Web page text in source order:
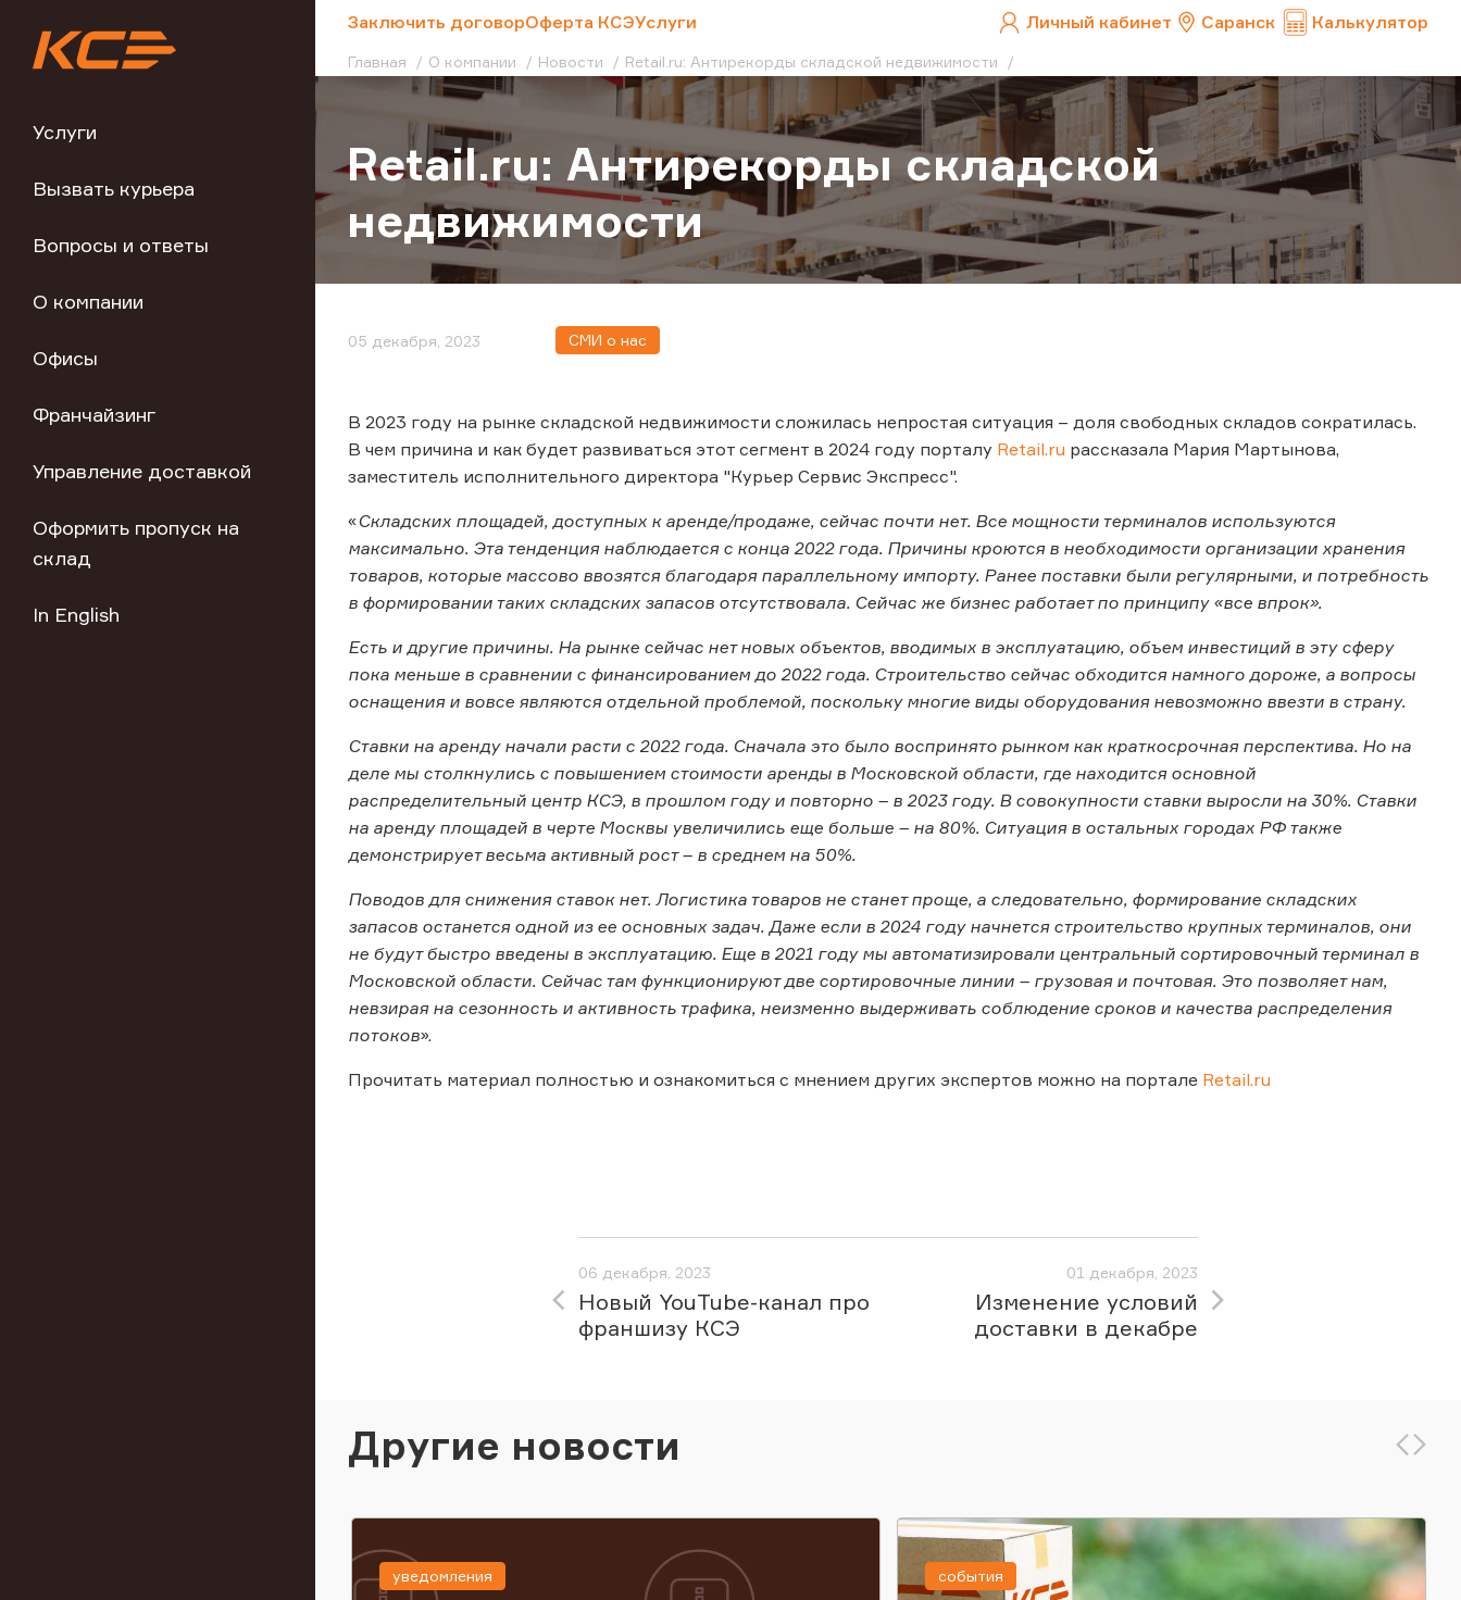
Услуги
Вызвать курьера
Вопросы и ответы
О компании
Офисы
Франчайзинг
Управление доставкой
Оформить пропуск на
склад
In English
Заключить договорОферта КСЭУслуги Личный кабинет Саранск Калькулятор
Главная О компании Новости Retail.ru: Антирекорды складской недвижимости
Retail.ru: Антирекорды складской
недвижимости
05 декабря, 2023 СМИ о нас
В 2023 году на рынке складской недвижимости сложилась непростая ситуация – доля свободных складов сократилась.
В чем причина и как будет развиваться этот сегмент в 2024 году порталу Retail.ru рассказала Мария Мартынова,
заместитель исполнительного директора "Курьер Сервис Экспресс".
«Складских площадей, доступных к аренде/продаже, сейчас почти нет. Все мощности терминалов используются
максимально. Эта тенденция наблюдается с конца 2022 года. Причины кроются в необходимости организации хранения
товаров, которые массово ввозятся благодаря параллельному импорту. Ранее поставки были регулярными, и потребность
в формировании таких складских запасов отсутствовала. Сейчас же бизнес работает по принципу «все впрок».
Есть и другие причины. На рынке сейчас нет новых объектов, вводимых в эксплуатацию, объем инвестиций в эту сферу
пока меньше в сравнении с финансированием до 2022 года. Строительство сейчас обходится намного дороже, а вопросы
оснащения и вовсе являются отдельной проблемой, поскольку многие виды оборудования невозможно ввезти в страну.
Ставки на аренду начали расти с 2022 года. Сначала это было воспринято рынком как краткосрочная перспектива. Но на
деле мы столкнулись с повышением стоимости аренды в Московской области, где находится основной
распределительный центр КСЭ, в прошлом году и повторно – в 2023 году. В совокупности ставки выросли на 30%. Ставки
на аренду площадей в черте Москвы увеличились еще больше – на 80%. Ситуация в остальных городах РФ также
демонстрирует весьма активный рост – в среднем на 50%.
Поводов для снижения ставок нет. Логистика товаров не станет проще, а следовательно, формирование складских
запасов останется одной из ее основных задач. Даже если в 2024 году начнется строительство крупных терминалов, они
не будут быстро введены в эксплуатацию. Еще в 2021 году мы автоматизировали центральный сортировочный терминал в
Московской области. Сейчас там функционируют две сортировочные линии – грузовая и почтовая. Это позволяет нам,
невзирая на сезонность и активность трафика, неизменно выдерживать соблюдение сроков и качества распределения
потоков».
Прочитать материал полностью и ознакомиться с мнением других экспертов можно на портале Retail.ru
06 декабря, 2023
Новый YouTube-канал про
франшизу КСЭ
01 декабря, 2023
Изменение условий
доставки в декабре
Другие новости
уведомления события